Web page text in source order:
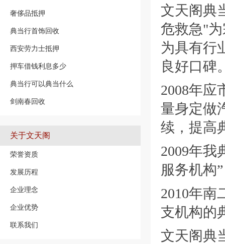
奢侈品抵押
典当行首饰回收
西安劳力士抵押
押车借钱利息多少
典当行可以典当什么
剑南春回收
关于文天阁
荣誉资质
发展历程
企业理念
企业优势
联系我们
文天阁典
危救急"
为具有行
良好口碑
2008年应
量身定做
续，提高
2009年我
服务机构”
2010年南
支机构的
文天阁典